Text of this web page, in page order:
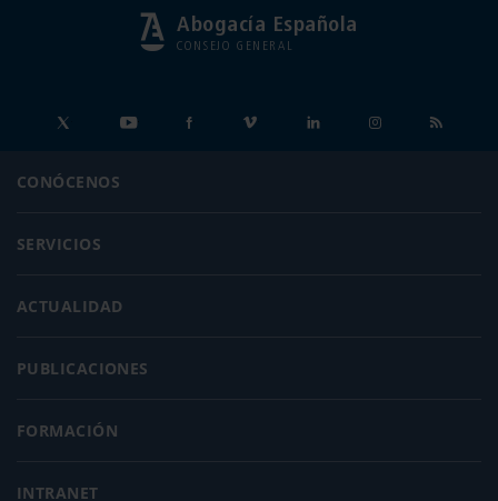
Abogacía Española
CONSEJO GENERAL
CONÓCENOS
SERVICIOS
ACTUALIDAD
PUBLICACIONES
FORMACIÓN
INTRANET